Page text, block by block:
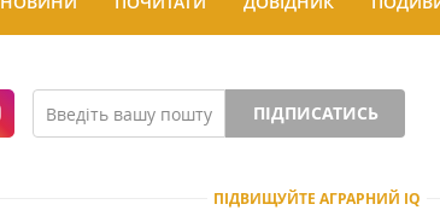
ПІДПИСАТИСЬ
ПІДВИЩУЙТЕ АГРАРНИЙ IQ